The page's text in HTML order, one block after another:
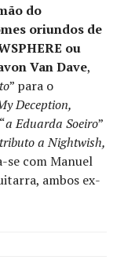
do
oriundos de
ou
Van Dave,
” para o
Deception,
a Eduarda Soeiro”
a Nightwish,
se com Manuel
ambos ex-